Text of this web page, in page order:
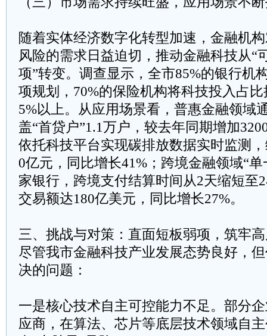
随着实体经济数字化转型加速，金融机
风险的需求日益迫切，推动金融科技从“
项”转变。调查显示，全市85%的银行机
项规划，70%的保险机构将科技投入占
5%以上。从应用场景看，普惠金融领域
盖“首贷户”1.1万户，较去年同期增加
依托科技平台实现碳排放数据实时监测
0亿元，同比增长41%；跨境金融领域“
家银行，跨境支付结算时间从2天缩短至
交易额达180亿美元，同比增长27%。
三、挑战与对策：直面短板弱项，筑牢
尽管我市金融科技产业发展态势良好，
决的问题：
一是核心技术自主可控能力不足​​。部分
应商，在算法、芯片等底层技术领域自